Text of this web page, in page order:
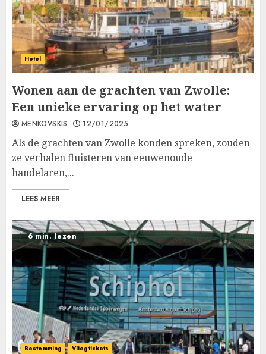
Hotel
Wonen aan de grachten van Zwolle:
Een unieke ervaring op het water
MENKOVSKIS 12/01/2025
Als de grachten van Zwolle konden spreken, zouden
ze verhalen fluisteren van eeuwenoude
handelaren,...
LEES MEER
6 min. lezen
Bestemming Vliegtickets